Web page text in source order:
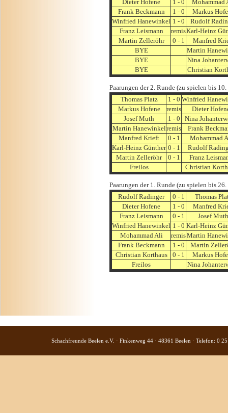
Dieter Hofene
1 - 0
Mohammad
Frank Beckmann
1 - 0
Markus
Winfried Hanewinkel 1 - 0
Rudolf
Franz Leismann
remisKarl-Heinz
Martin Zelleröhr
0 - 1
Manfred
BYE
Martin
BYE
Nina
BYE
Christian
Paarungen der 2. Runde (zu spielen bis
Thomas Platz
1 - 0 Winfried
Markus Hofene
remis
Dieter
Josef Muth
1 - 0
Nina
Martin Hanewinkelremis
Frank
Manfred Krieft
0 - 1
Mohammad
Karl-Heinz Günther 0 - 1
Rudolf
Martin Zelleröhr
0 - 1
Franz
Freilos
Christian
Paarungen der 1. Runde (zu spielen bis 26.
Rudolf Radinger
0 - 1
Thomas
Dieter Hofene
1 - 0
Manfred
Franz Leismann
0 - 1
Josef Muth
Winfried Hanewinkel 1 - 0 Karl-Heinz
Mohammad Ali
remisMartin
Frank Beckmann
1 - 0
Martin
Christian Korthaus
0 - 1
Markus
Freilos
Nina
Schachfreunde Beelen e.V. · Finkenweg 44 · 48361 Beelen · Telefon: 0